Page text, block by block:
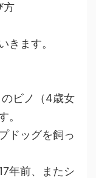
方
きます。
ビノ（4歳女
。
ドッグを飼っ
年前、またシ